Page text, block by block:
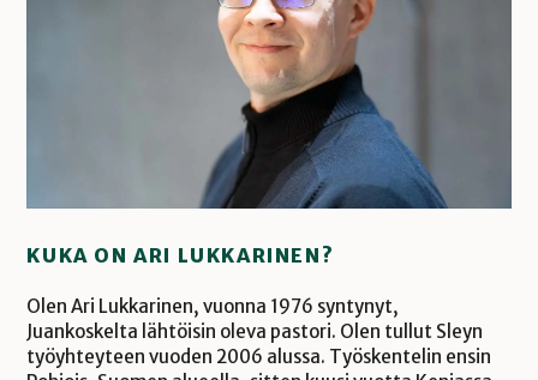
KUKA ON ARI LUKKARINEN?
Olen Ari Lukkarinen, vuonna 1976 syntynyt,
Juankoskelta lähtöisin oleva pastori. Olen tullut Sleyn
työyhteyteen vuoden 2006 alussa. Työskentelin ensin